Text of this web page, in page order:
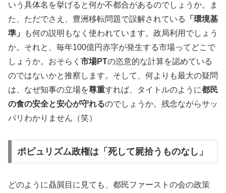
いう具体名を挙げると何か不都合があるのでしょうか。ま
た、ただでさえ、豊洲移転問題で誤解されている
「環境基
準」
も何の説明もなく使われています。政局利用でしょう
か。それと、毎年100億円赤字が発生する市場ってどこで
しょうか。おそらく 市場PTの恣意的な計算を認めている
のではないかと推察します。そして、何よりも最大の疑問
は、なぜ知事の立場を尊重すれば、タイトルのように都民
の食の安全と安心が守れるのでしょうか。残念ながらサッ
パリわかりません（笑）
ポピュリズム政権は「死して屍拾うものなし」
どのように贔屓目に見ても、都民ファーストの会の政策